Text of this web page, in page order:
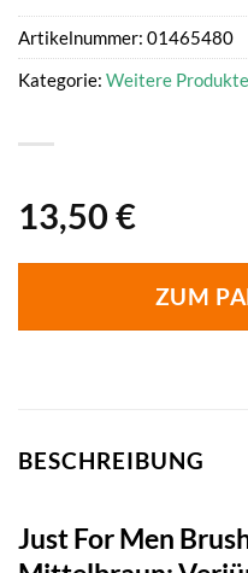
13,50 €
ZUM
Artikelnummer: 01465480
Kategorie: Weitere Produkte
BESCHREIBUNG
Just For Men